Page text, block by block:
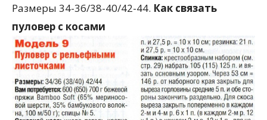
Размеры 34-36/38-40/42-44. Как связать
пуловер с косами